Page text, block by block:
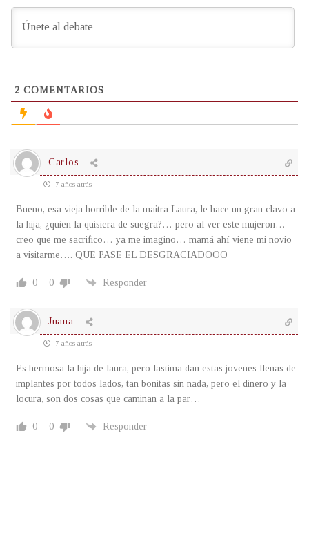
2 COMENTARIOS
Carlos
7 años atrás
Bueno, esa vieja horrible de la maitra Laura, le hace un gran clavo a
la hija, ¿quien la quisiera de suegra?… pero al ver este mujeron…
creo que me sacrifico… ya me imagino… mamá ahí viene mi novio
a visitarme…. QUE PASE EL DESGRACIADOOO
0 0 Responder
Juana
7 años atrás
Es hermosa la hija de laura, pero lastima dan estas jovenes llenas de
implantes por todos lados, tan bonitas sin nada, pero el dinero y la
locura, son dos cosas que caminan a la par…
0 0 Responder